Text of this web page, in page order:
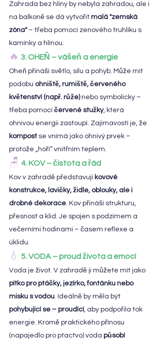
Zahrada bez hlíny by nebyla zahradou, ale i
na balkoně se dá vytvořit malá "zemská
zóna" – třeba pomocí zenového truhlíku s
kamínky a hlínou.
🔥 3. OHEŇ – vášeň a energie
Oheň přináší světlo, sílu a pohyb. Může mít
podobu ohniště, rumiště, červeného
květenství (např. růže) nebo symbolicky –
třeba pomocí červené stužky, která
ohnivou energii zastoupí. Zajímavostí je, že
kompost se vnímá jako ohnivý prvek –
protože „hoří“ vnitřním teplem.
🪑 4. KOV – čistota a řád
Kov v zahradě představují kovové
konstrukce, lavičky, židle, oblouky, ale i
drobné dekorace. Kov přináší strukturu,
přesnost a klid. Je spojen s podzimem a
večerními hodinami – časem reflexe a
úklidu.
💧 5. VODA – proud života a emocí
Voda je život. V zahradě ji můžete mít jako
pítko pro ptáčky, jezírko, fontánku nebo
misku s vodou. Ideálně by měla být
pohybující se – proudící, aby podpořila tok
energie. Kromě praktického přínosu
(napajedlo pro ptactvo) voda působí